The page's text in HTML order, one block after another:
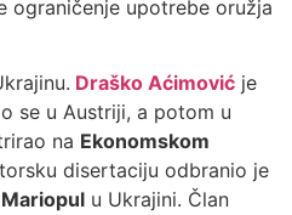
ograničenje upotrebe oružja
Draško Aćimović je
se u Austriji, a potom u
na Ekonomskom
disertaciju odbranio je
Mariopul u Ukrajini. Član